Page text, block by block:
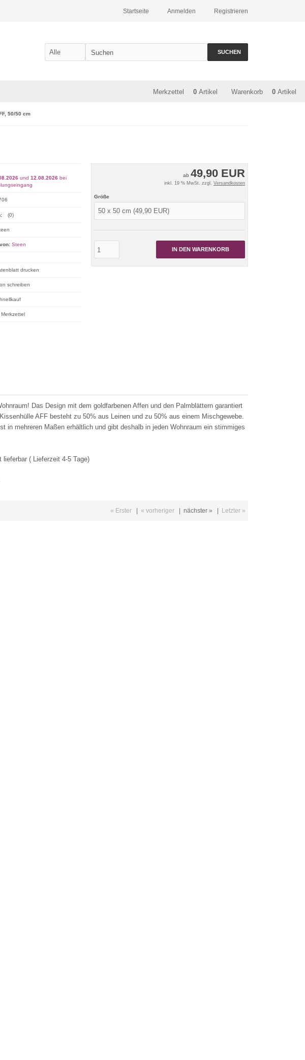
Registrieren
Anmelden
Startseite
SUCHEN
Warenkorb 0 Artikel
Merkzettel 0 Artikel
50/50 cm
ab 49,90 EUR
inkl. 19 % MwSt. zzgl. Versandkosten
Größe
IN DEN WARENKORB
und 12.08.2026bei
(0)
Steen
drucken
schreiben
Das Design mit dem goldfarbenen Affen und den Palmblättern garantiert
AFF besteht zu 50% aus Leinen und zu 50% aus einem Mischgewebe.
in mehreren Maßen erhältlich und gibt deshalb in jeden Wohnraum ein stimmiges
( Lieferzeit 4-5 Tage)
« Erster « vorheriger nächster » Letzter »